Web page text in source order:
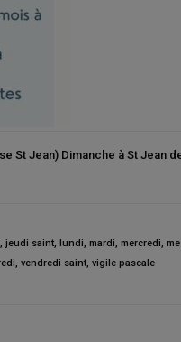
St Jean) Dimanche à St Jean
, jeudi saint, lundi, mardi, mercredi,
, vendredi saint, vigile pascale